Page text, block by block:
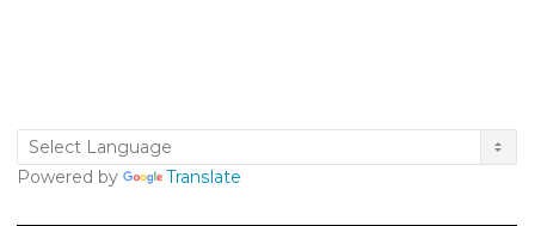
Powered by Translate